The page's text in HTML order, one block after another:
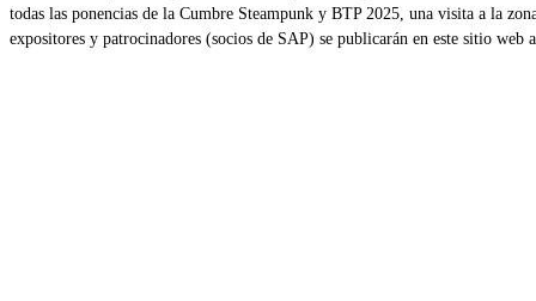
todas las ponencias de la Cumbre Steampunk y BTP 2025, una visita a la
expositores y patrocinadores (socios de SAP) se publicarán en este sitio web